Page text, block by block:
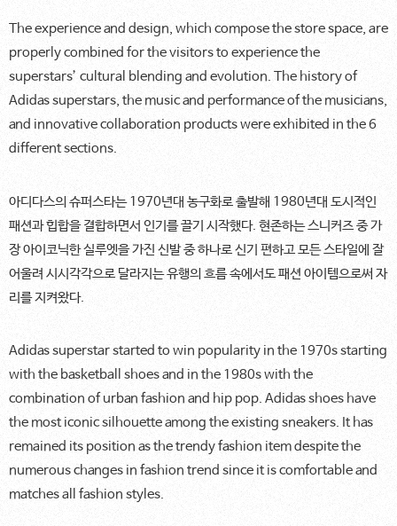
The experience and design, which compose the store space, are
properly combined for the visitors to experience the
superstars’ cultural blending and evolution. The history of
Adidas superstars, the music and performance of the musicians,
and innovative collaboration products were exhibited in the 6
different sections.
아디다스의 슈퍼스타는 1970년대 농구화로 출발해 1980년대 도시적인
패션과 힙합을 결합하면서 인기를 끌기 시작했다. 현존하는 스니커즈 중 가
장 아이코닉한 실루엣을 가진 신발 중 하나로 신기 편하고 모든 스타일에 잘
어울려 시시각각으로 달라지는 유행의 흐름 속에서도 패션 아이템으로써 자
리를 지켜왔다.
Adidas superstar started to win popularity in the 1970s starting
with the basketball shoes and in the 1980s with the
combination of urban fashion and hip pop. Adidas shoes have
the most iconic silhouette among the existing sneakers. It has
remained its position as the trendy fashion item despite the
numerous changes in fashion trend since it is comfortable and
matches all fashion styles.